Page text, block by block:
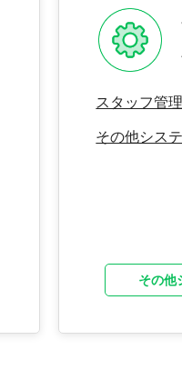
スタッフ管理
その他シス
その他